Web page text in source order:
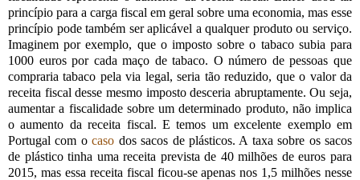
princípio para a carga fiscal em geral sobre uma economia, mas esse
princípio pode também ser aplicável a qualquer produto ou serviço.
Imaginem por exemplo, que o imposto sobre o tabaco subia para
1000 euros por cada maço de tabaco. O número de pessoas que
compraria tabaco pela via legal, seria tão reduzido, que o valor da
receita fiscal desse mesmo imposto desceria abruptamente. Ou seja,
aumentar a fiscalidade sobre um determinado produto, não implica
o aumento da receita fiscal. E temos um excelente exemplo em
Portugal com ocaso dos sacos de plásticos. A taxa sobre os sacos
de plástico tinha uma receita prevista de 40 milhões de euros para
2015, mas essa receita fiscal ficou-se apenas nos 1,5 milhões nesse